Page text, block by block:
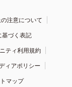
注意について
基づく表記
ティ利用規約
ィアポリシー
マップ